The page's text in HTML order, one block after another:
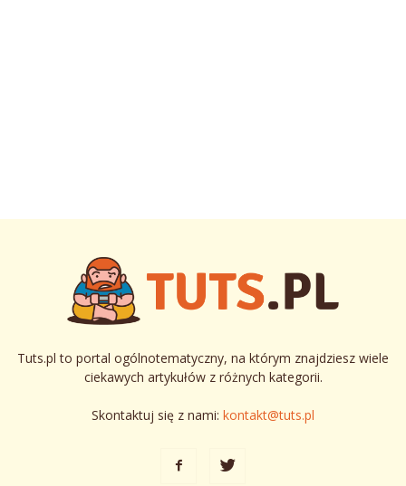
Tuts.pl to portal ogólnotematyczny, na którym znajdziesz wiele
ciekawych artykułów z różnych kategorii.
Skontaktuj się z nami: kontakt@tuts.pl